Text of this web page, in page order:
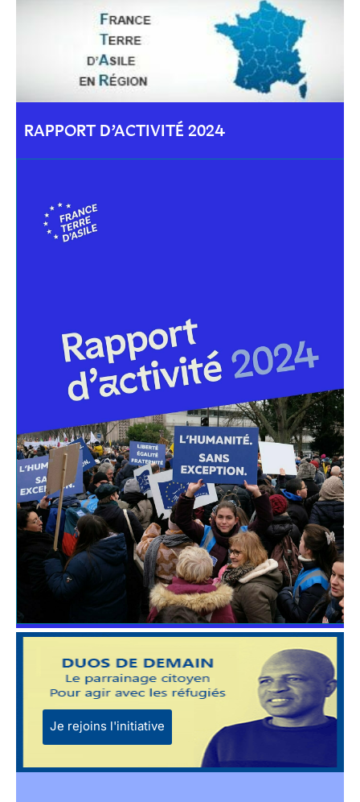
RAPPORT D’ACTIVITÉ 2024
Je rejoins l'initiative